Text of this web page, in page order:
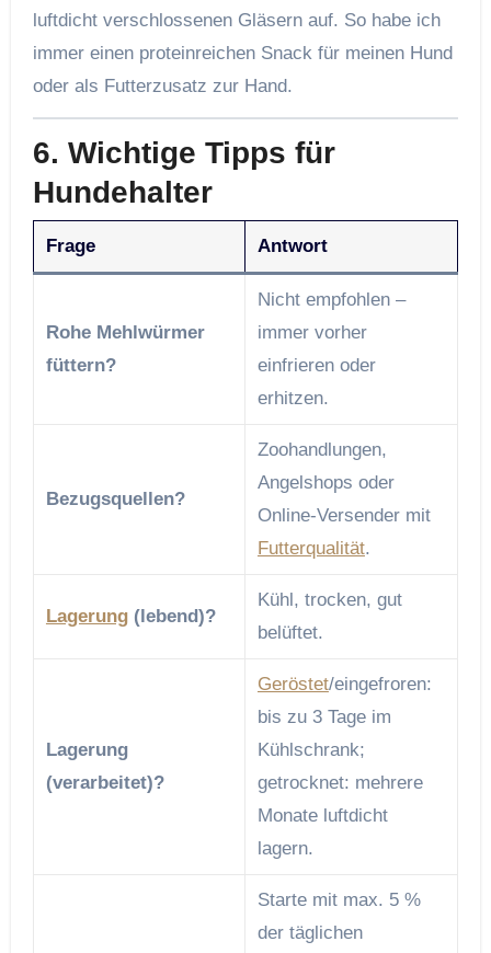
luftdicht verschlossenen Gläsern auf. So habe ich
immer einen proteinreichen Snack für meinen Hund
oder als Futterzusatz zur Hand.
6. Wichtige Tipps für
Hundehalter
Frage Antwort
Rohe Mehlwürmer
füttern?
Nicht empfohlen –
immer vorher
einfrieren oder
erhitzen.
Bezugsquellen?
Zoohandlungen,
Angelshops oder
Online-Versender mit
Futterqualität.
Lagerung(lebend)?
Kühl, trocken, gut
belüftet.
Lagerung
(verarbeitet)?
Geröstet/eingefroren:
bis zu 3 Tage im
Kühlschrank;
getrocknet: mehrere
Monate luftdicht
lagern.
Starte mit max. 5 %
der täglichen